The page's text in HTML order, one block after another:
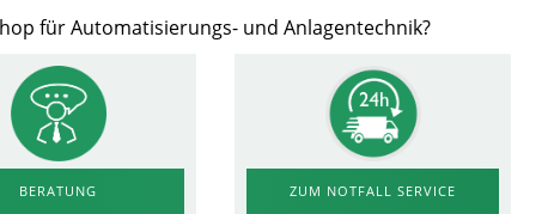
für Automatisierungs- und Anlagentechnik?
BERATUNG ZUM NOTFALL SERVICE